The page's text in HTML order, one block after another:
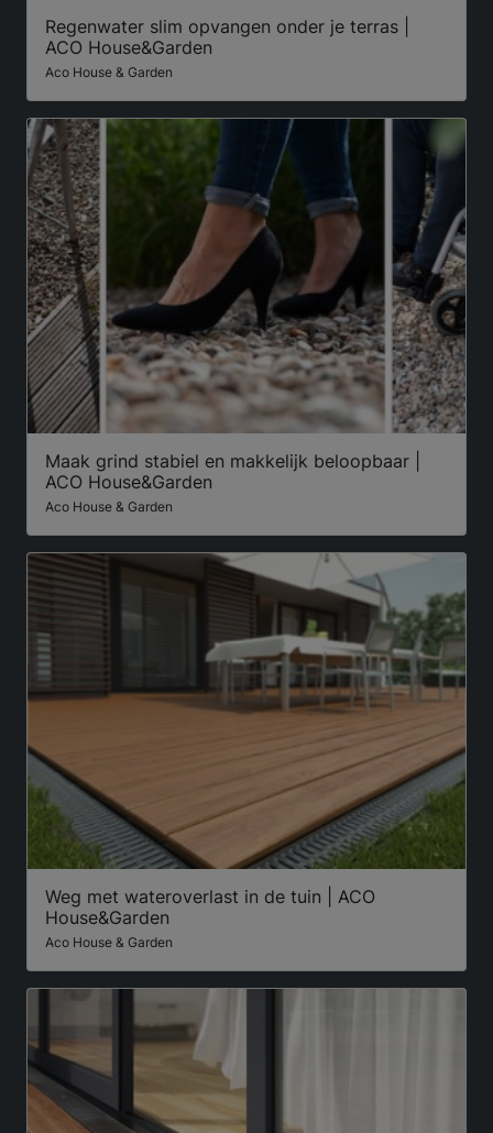
Regenwater slim opvangen onder je terras |
ACO House&Garden
Aco House & Garden
Maak grind stabiel en makkelijk beloopbaar |
ACO House&Garden
Aco House & Garden
Weg met wateroverlast in de tuin | ACO
House&Garden
Aco House & Garden